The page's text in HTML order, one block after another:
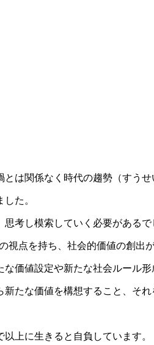
とは関係なく時代の趨勢（すう
た。
考し模索していく必要があるで
視点を持ち、社会的価値の創出
価値設定や新たな社会ルール形
たな価値を構想すること、そ
上に生きると自負しています。